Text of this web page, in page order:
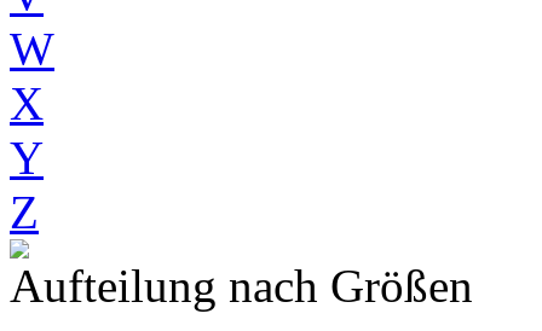
W
X
Y
Z
Aufteilung nach Größen